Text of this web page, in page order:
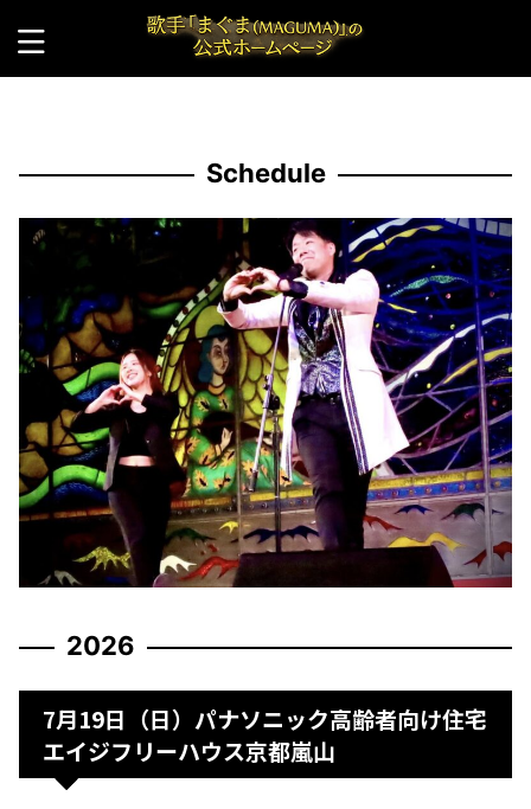
Schedule
2026
7月19日（日）パナソニック高齢者向け住宅
エイジフリーハウス京都嵐山